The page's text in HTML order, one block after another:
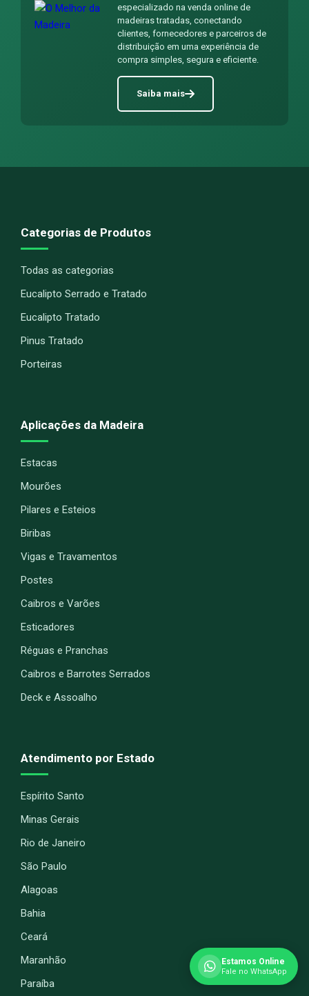
especializado na venda online de
madeiras tratadas, conectando
clientes, fornecedores e parceiros de
distribuição em uma experiência de
compra simples, segura e eficiente.
Saiba mais
Categorias de Produtos
Todas as categorias
Eucalipto Serrado e Tratado
Eucalipto Tratado
Pinus Tratado
Porteiras
Aplicações da Madeira
Estacas
Mourões
Pilares e Esteios
Biribas
Vigas e Travamentos
Postes
Caibros e Varões
Esticadores
Réguas e Pranchas
Caibros e Barrotes Serrados
Deck e Assoalho
Atendimento por Estado
Espírito Santo
Minas Gerais
Rio de Janeiro
São Paulo
Alagoas
Bahia
Ceará
Maranhão
Paraíba
Estamos Online
Fale no WhatsApp